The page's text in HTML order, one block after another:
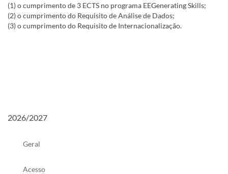
(1) o cumprimento de 3 ECTS no programa EEGenerating Skills;
(2) o cumprimento do Requisito de Análise de Dados;
(3) o cumprimento do Requisito de Internacionalização.
2026/2027
Geral
Acesso